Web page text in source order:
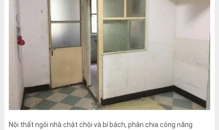
Nội thất ngôi nhà chật chội và bí bách, phân chia công năng